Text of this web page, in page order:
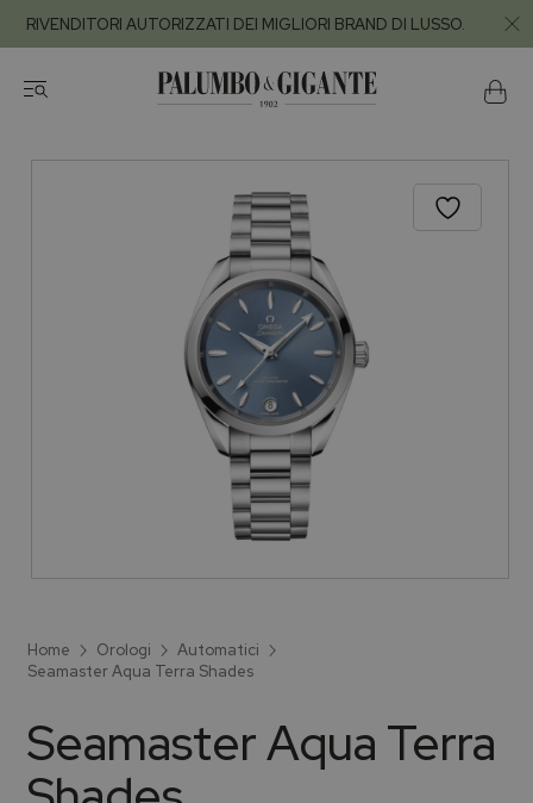
RIVENDITORI AUTORIZZATI DEI MIGLIORI BRAND DI LUSSO.
Home Orologi
Automatici
Seamaster Aqua Terra Shades
Seamaster Aqua Terra